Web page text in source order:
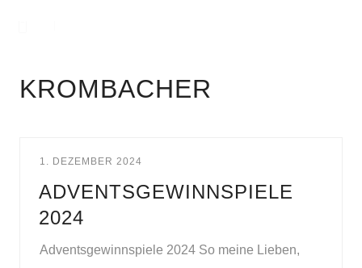
KROMBACHER
1. DEZEMBER 2024
ADVENTSGEWINNSPIELE
2024
Adventsgewinnspiele 2024 So meine Lieben,